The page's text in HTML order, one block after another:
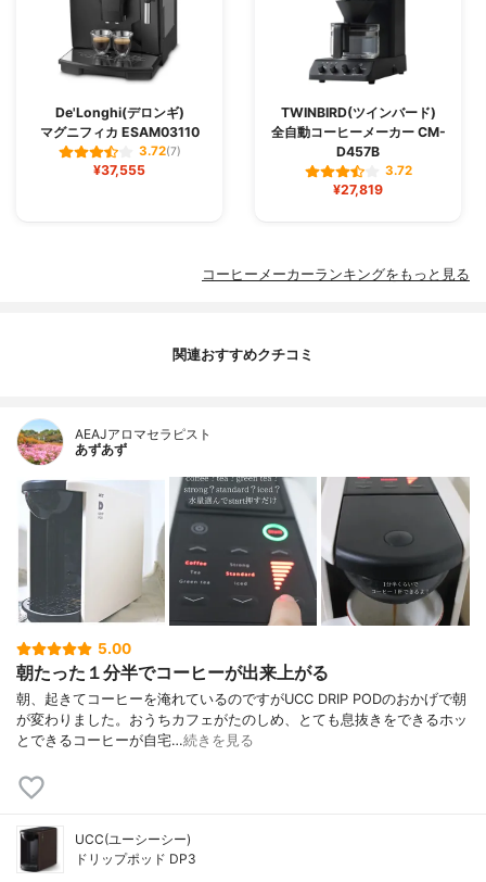
De'Longhi(デロンギ)
マグニフィカ ESAM03110
3.72(7)
¥37,555
TWINBIRD(ツインバード)
全自動コーヒーメーカー CM-
D457B
3.72
¥27,819
コーヒーメーカーランキングをもっと見る
関連おすすめクチコミ
AEAJアロマセラピスト
あずあず
5.00
朝たった１分半でコーヒーが出来上がる
朝、起きてコーヒーを淹れているのですがUCC DRIP PODのおかげで朝
が変わりました。おうちカフェがたのしめ、とても息抜きをできるホッ
とできるコーヒーが自宅…続きを見る
UCC(ユーシーシー)
ドリップポッド DP3